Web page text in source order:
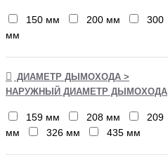
150 мм 200 мм
300
мм
ДИАМЕТР ДЫМОХОДА >
НАРУЖНЫЙ ДИАМЕТР ДЫМОХОДА
159 мм 208 мм
209
мм
326 мм 435 мм